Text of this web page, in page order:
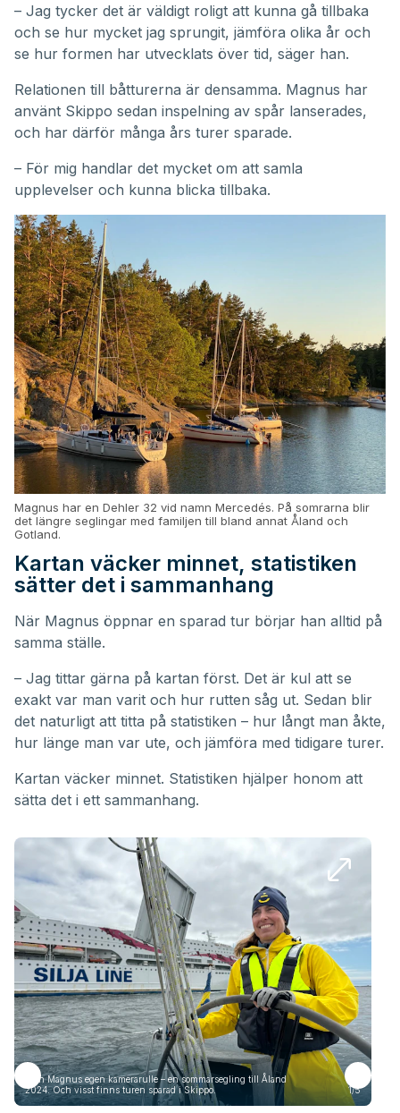
– Jag tycker det är väldigt roligt att kunna gå tillbaka
och se hur mycket jag sprungit, jämföra olika år och
se hur formen har utvecklats över tid, säger han.
Relationen till båtturerna är densamma. Magnus har
använt Skippo sedan inspelning av spår lanserades,
och har därför många års turer sparade.
– För mig handlar det mycket om att samla
upplevelser och kunna blicka tillbaka.
Magnus har en Dehler 32 vid namn Mercedés. På somrarna blir
det längre seglingar med familjen till bland annat Åland och
Gotland.
Kartan väcker minnet, statistiken
sätter det i sammanhang
När Magnus öppnar en sparad tur börjar han alltid på
samma ställe.
– Jag tittar gärna på kartan först. Det är kul att se
exakt var man varit och hur rutten såg ut. Sedan blir
det naturligt att titta på statistiken – hur långt man åkte,
hur länge man var ute, och jämföra med tidigare turer.
Kartan väcker minnet. Statistiken hjälper honom att
sätta det i ett sammanhang.
Från Magnus egen kamerarulle – en sommarsegling till Åland
2024. Och visst finns turen sparad i Skippo.
1/5